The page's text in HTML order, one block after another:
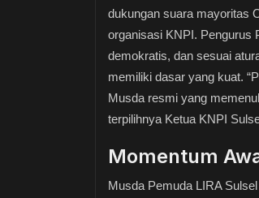
dukungan suara mayoritas
organisasi KNPI. Pengurus
demokratis, dan sesuai
memiliki dasar yang kuat.
Musda resmi yang
terpilihnya Ketua KNPI
Momentum
Musda Pemuda LIRA